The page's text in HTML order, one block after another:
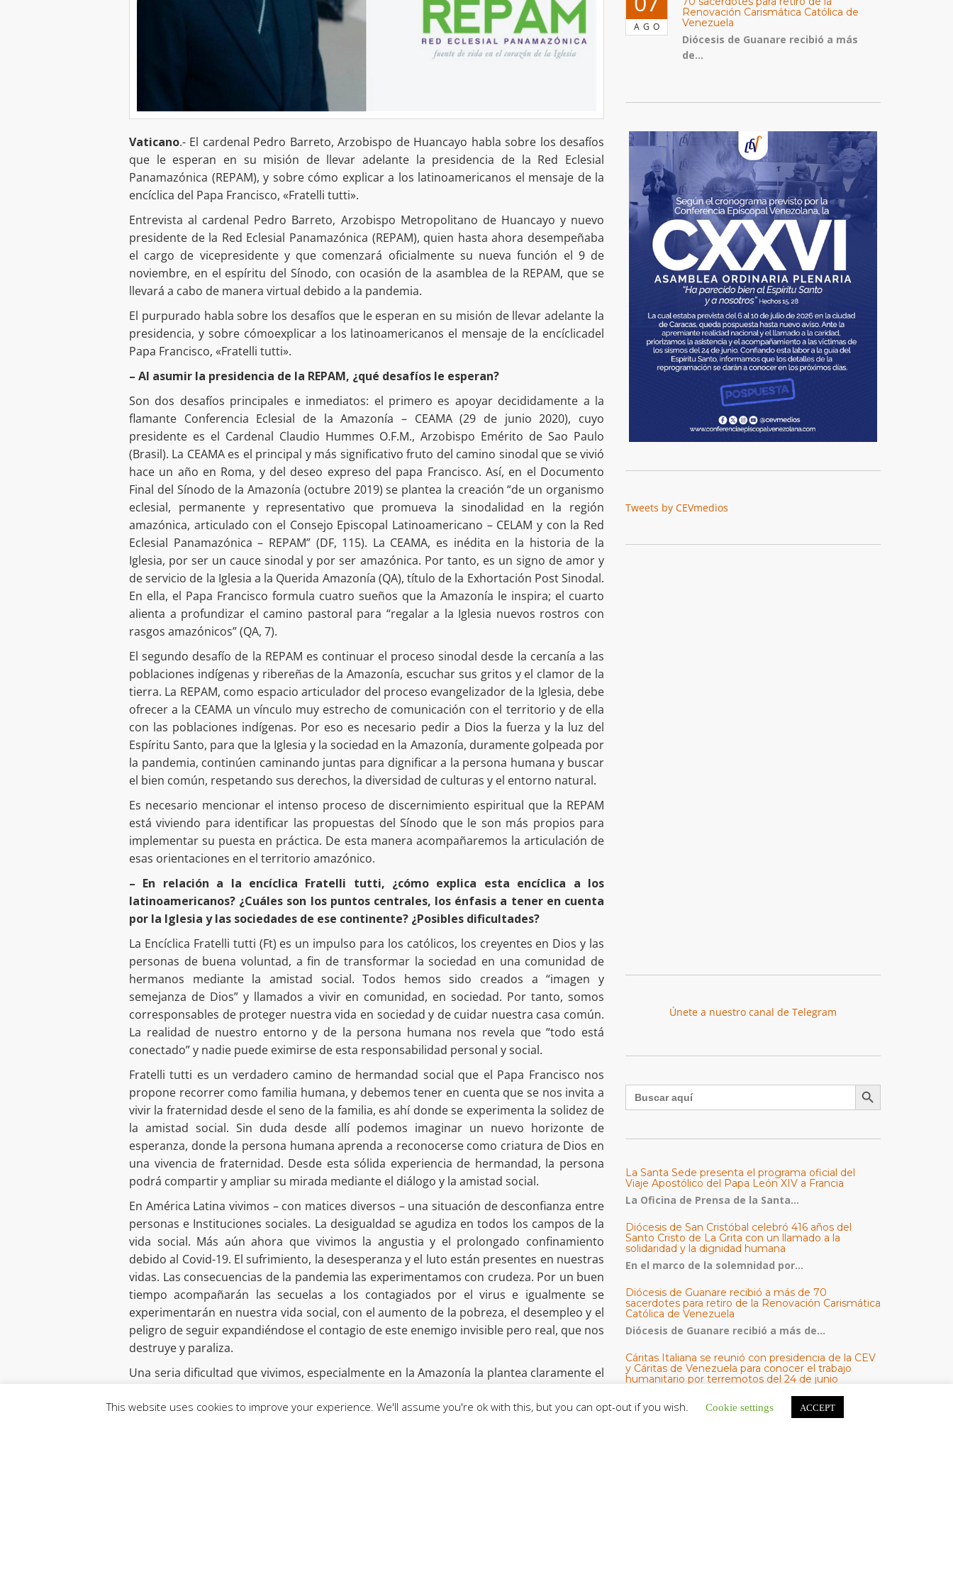
Vaticano.- El cardenal Pedro Barreto, Arzobispo de Huancayo habla sobre los desafíos
que le esperan en su misión de llevar adelante la presidencia de la Red Eclesial
Panamazónica (REPAM), y sobre cómo explicar a los latinoamericanos el mensaje de la
encíclica del Papa Francisco, «Fratelli tutti».
Entrevista al cardenal Pedro Barreto, Arzobispo Metropolitano de Huancayo y nuevo
presidente de la Red Eclesial Panamazónica (REPAM), quien hasta ahora desempeñaba
el cargo de vicepresidente y que comenzará oficialmente su nueva función el 9 de
noviembre, en el espíritu del Sínodo, con ocasión de la asamblea de la REPAM, que se
llevará a cabo de manera virtual debido a la pandemia.
El purpurado habla sobre los desafíos que le esperan en su misión de llevar adelante la
presidencia, y sobre cómoexplicar a los latinoamericanos el mensaje de la encíclicadel
Papa Francisco, «Fratelli tutti».
– Al asumir la presidencia de la REPAM, ¿qué desafíos le esperan?
Son dos desafíos principales e inmediatos: el primero es apoyar decididamente a la
flamante Conferencia Eclesial de la Amazonía – CEAMA (29 de junio 2020), cuyo
presidente es el Cardenal Claudio Hummes O.F.M., Arzobispo Emérito de Sao Paulo
(Brasil). La CEAMA es el principal y más significativo fruto del camino sinodal que se vivió
hace un año en Roma, y del deseo expreso del papa Francisco. Así, en el Documento
Final del Sínodo de la Amazonía (octubre 2019) se plantea la creación “de un organismo
eclesial, permanente y representativo que promueva la sinodalidad en la región
amazónica, articulado con el Consejo Episcopal Latinoamericano – CELAM y con la Red
Eclesial Panamazónica – REPAM” (DF, 115). La CEAMA, es inédita en la historia de la
Iglesia, por ser un cauce sinodal y por ser amazónica. Por tanto, es un signo de amor y
de servicio de la Iglesia a la Querida Amazonía (QA), título de la Exhortación Post Sinodal.
En ella, el Papa Francisco formula cuatro sueños que la Amazonía le inspira; el cuarto
alienta a profundizar el camino pastoral para “regalar a la Iglesia nuevos rostros con
rasgos amazónicos” (QA, 7).
El segundo desafío de la REPAM es continuar el proceso sinodal desde la cercanía a las
poblaciones indígenas y ribereñas de la Amazonía, escuchar sus gritos y el clamor de la
tierra. La REPAM, como espacio articulador del proceso evangelizador de la Iglesia, debe
ofrecer a la CEAMA un vínculo muy estrecho de comunicación con el territorio y de ella
con las poblaciones indígenas. Por eso es necesario pedir a Dios la fuerza y la luz del
Espíritu Santo, para que la Iglesia y la sociedad en la Amazonía, duramente golpeada por
la pandemia, continúen caminando juntas para dignificar a la persona humana y buscar
el bien común, respetando sus derechos, la diversidad de culturas y el entorno natural.
Es necesario mencionar el intenso proceso de discernimiento espiritual que la REPAM
está viviendo para identificar las propuestas del Sínodo que le son más propios para
implementar su puesta en práctica. De esta manera acompañaremos la articulación de
esas orientaciones en el territorio amazónico.
– En relación a la encíclica Fratelli tutti, ¿cómo explica esta encíclica a los
latinoamericanos? ¿Cuáles son los puntos centrales, los énfasis a tener en cuenta
por la Iglesia y las sociedades de ese continente? ¿Posibles dificultades?
La Encíclica Fratelli tutti (Ft) es un impulso para los católicos, los creyentes en Dios y las
personas de buena voluntad, a fin de transformar la sociedad en una comunidad de
hermanos mediante la amistad social. Todos hemos sido creados a “imagen y
semejanza de Dios” y llamados a vivir en comunidad, en sociedad. Por tanto, somos
corresponsables de proteger nuestra vida en sociedad y de cuidar nuestra casa común.
La realidad de nuestro entorno y de la persona humana nos revela que “todo está
conectado” y nadie puede eximirse de esta responsabilidad personal y social.
Fratelli tutti es un verdadero camino de hermandad social que el Papa Francisco nos
propone recorrer como familia humana, y debemos tener en cuenta que se nos invita a
vivir la fraternidad desde el seno de la familia, es ahí donde se experimenta la solidez de
la amistad social. Sin duda desde allí podemos imaginar un nuevo horizonte de
esperanza, donde la persona humana aprenda a reconocerse como criatura de Dios en
una vivencia de fraternidad. Desde esta sólida experiencia de hermandad, la persona
podrá compartir y ampliar su mirada mediante el diálogo y la amistad social.
En América Latina vivimos – con matices diversos – una situación de desconfianza entre
personas e Instituciones sociales. La desigualdad se agudiza en todos los campos de la
vida social. Más aún ahora que vivimos la angustia y el prolongado confinamiento
debido al Covid-19. El sufrimiento, la desesperanza y el luto están presentes en nuestras
vidas. Las consecuencias de la pandemia las experimentamos con crudeza. Por un buen
tiempo acompañarán las secuelas a los contagiados por el virus e igualmente se
experimentarán en nuestra vida social, con el aumento de la pobreza, el desempleo y el
peligro de seguir expandiéndose el contagio de este enemigo invisible pero real, que nos
destruye y paraliza.
Una seria dificultad que vivimos, especialmente en la Amazonía la plantea claramente el
en formas populistas, que los utilizan demagógicamente para sus fines, o en formas
AGO
Renovación Carismática Católica de
Venezuela
Diócesis de Guanare recibió a más
de...
Tweets by CEVmedios
Únete a nuestro canal de Telegram
Buscar: Botón de búsqueda
La Santa Sede presenta el programa oficial del
Viaje Apostólico del Papa León XIV a Francia
La Oficina de Prensa de la Santa...
Diócesis de San Cristóbal celebró 416 años del
Santo Cristo de La Grita con un llamado a la
solidaridad y la dignidad humana
En el marco de la solemnidad por...
Diócesis de Guanare recibió a más de 70
sacerdotes para retiro de la Renovación Carismática
Católica de Venezuela
Diócesis de Guanare recibió a más de...
Cáritas Italiana se reunió con presidencia de la CEV
y Cáritas de Venezuela para conocer el trabajo
humanitario por terremotos del 24 de junio
Una delegación encabezada por el padre Marco...
This website uses cookies to improve your experience. We'll assume you're ok with this, but you can opt-out if you wish. Cookie settings ACCEPT